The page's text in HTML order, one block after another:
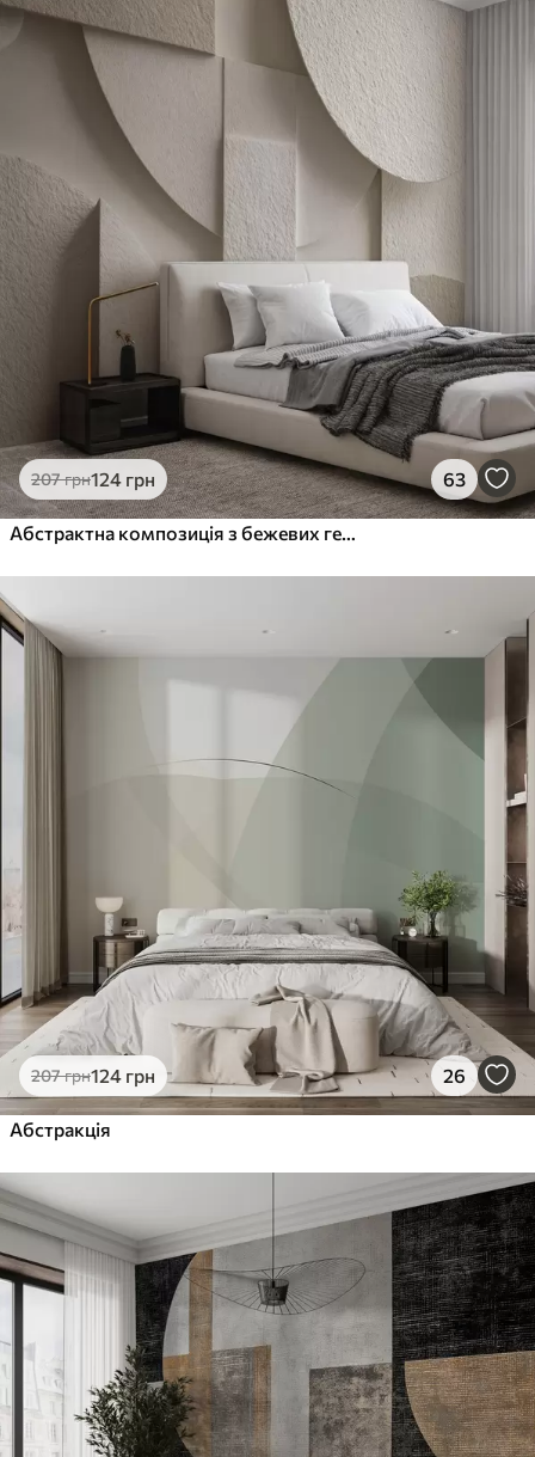
207грн124 грн 63
207грн124 грн 26
Абстракція